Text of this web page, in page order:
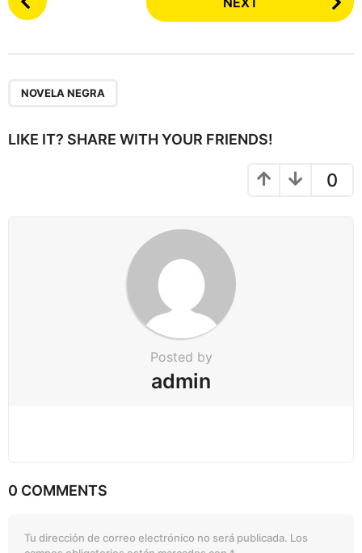
o
i
NOVELA NEGRA
LIKE IT? SHARE WITH YOUR FRIENDS!
0
Posted by
admin
0 COMMENTS
Tu dirección de correo electrónico no será publicada. Los